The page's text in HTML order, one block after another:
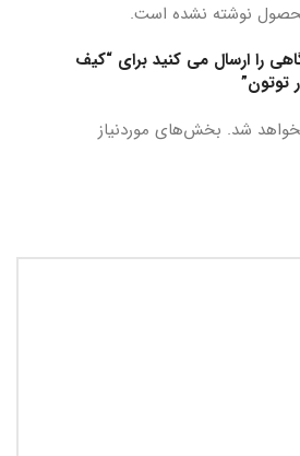
نوشته نشده است.
را ارسال می کنید برای “کیف
توتون”
شد. بخش‌های موردنیاز